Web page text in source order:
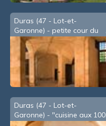
Duras (47 - Lot-et-
Garonne) - petite cour du
château
Duras (47 - Lot-et-
Garonne) - "cuisine aux 100